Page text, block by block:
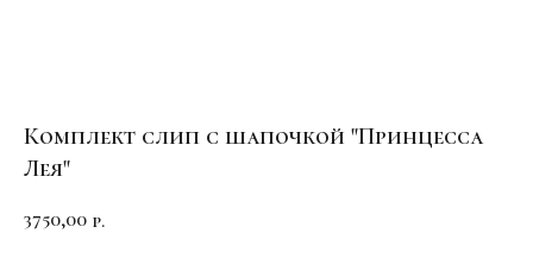
Комплект слип с шапочкой "Принцесса
Лея"
3750,00 р.